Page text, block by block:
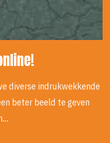
diverse indrukwekkende
beter beeld te geven